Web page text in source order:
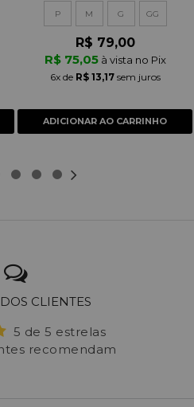
P M G GG
R$ 79,00
R$ 75,05 à vista no Pix
6xde R$ 13,17sem juros
ADICIONAR AO CARRINHO
CLIENTES
5 de 5 estrelas
recomendam